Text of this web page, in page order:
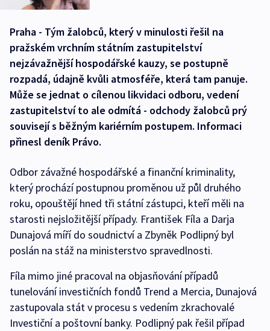
Praha - Tým žalobců, který v minulosti řešil na
pražském vrchním státním zastupitelství
nejzávažnější hospodářské kauzy, se postupně
rozpadá, údajně kvůli atmosféře, která tam panuje.
Může se jednat o cílenou likvidaci odboru, vedení
zastupitelství to ale odmítá - odchody žalobců prý
souvisejí s běžným kariérním postupem. Informaci
přinesl deník Právo.
Odbor závažné hospodářské a finanční kriminality,
který prochází postupnou proměnou už půl druhého
roku, opouštějí hned tři státní zástupci, kteří měli na
starosti nejsložitější případy. František Fíla a Darja
Dunajová míří do soudnictví a Zbyněk Podlipný byl
poslán na stáž na ministerstvo spravedlnosti.
Fíla mimo jiné pracoval na objasňování případů
tunelování investičních fondů Trend a Mercia, Dunajová
zastupovala stát v procesu s vedením zkrachovalé
Investiční a poštovní banky. Podlipný pak řešil případ